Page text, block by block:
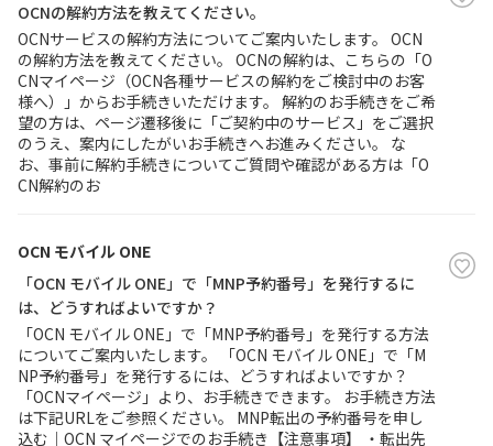
お問い合わせ
履歴・お気に入り
お知らせ サポートサイトの使い方
NTTドコモビジネスのお客さ
OCN サービス一覧
OCNの解約方法を教えてください。
OCNサービスの解約方法についてご案内いたします。 OCN
の解約方法を教えてください。 OCNの解約は、こちらの「O
CNマイページ（OCN各種サービスの解約をご検討中のお客
様へ）」からお手続きいただけます。 解約のお手続きをご希
望の方は、ページ遷移後に「ご契約中のサービス」をご選択
のうえ、案内にしたがいお手続きへお進みください。 な
お、事前に解約手続きについてご質問や確認がある方は「O
CN解約のお
OCN モバイル ONE
「OCN モバイル ONE」で「MNP予約番号」を発行するに
は、どうすればよいですか？
「OCN モバイル ONE」で「MNP予約番号」を発行する方法
についてご案内いたします。 「OCN モバイル ONE」で「M
NP予約番号」を発行するには、どうすればよいですか？
「OCNマイページ」より、お手続きできます。 お手続き方法
は下記URLをご参照ください。 MNP転出の予約番号を申し
込む｜OCN マイページでのお手続き【注意事項】 ・転出先